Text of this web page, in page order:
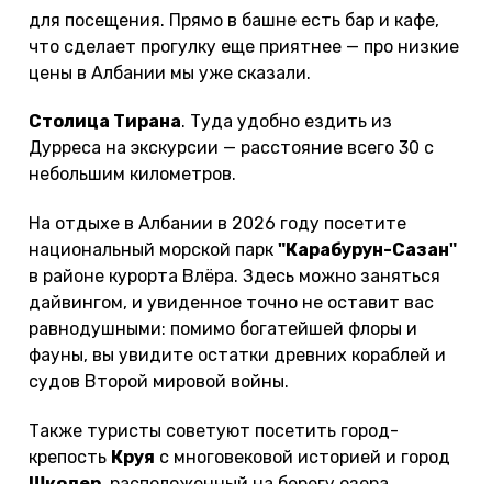
для посещения. Прямо в башне есть бар и кафе,
что сделает прогулку еще приятнее — про низкие
цены в Албании мы уже сказали.
Столица Тирана. Туда удобно ездить из
Дурреса на экскурсии — расстояние всего 30 с
небольшим километров.
На отдыхе в Албании в 2026 году посетите
национальный морской парк "Карабурун-Сазан"
в районе курорта Влёра. Здесь можно заняться
дайвингом, и увиденное точно не оставит вас
равнодушными: помимо богатейшей флоры и
фауны, вы увидите остатки древних кораблей и
судов Второй мировой войны.
Также туристы советуют посетить город-
крепость Круя с многовековой историей и город